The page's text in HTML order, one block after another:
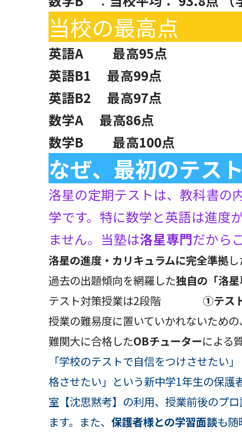
当校の最高点
英語A 最高95点
英語B1 最高99点
英語B2 最高97点
数学A 最高86点
数学B
最高100点
なぜ、最初のテス
洛星の定期テストは、教科書の
学です。特に数学と英語は進度
ません。当塾は洛星専門だから
洛星の進度・カリキュラムに完全準拠
過去の出題傾向を網羅した独自の「洛星
テスト対策授業は2段階 ①テス
授業の難易度に置いていかれないための、
難関大に合格したOBチューターによる
「学校のテストで自信をつけさせたい
格させたい」という新中学1年生の
室【沈思黙考】の利用、授業前後のプ
ます。また、 保護者様との学習面談も